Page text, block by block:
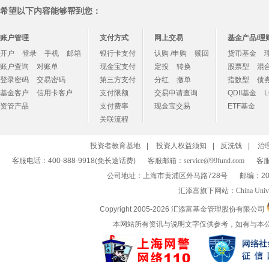
希望以下内容能够帮到您：
账户管理
开户
登录 手机
邮箱
账户查询
对账单
登录密码
交易密码
基金客户
信用卡客户
资管产品
支付方式
银行卡支付
现金宝支付
第三方支付
支付限额
支付费率
关联流程
网上交易
认购 /申购
赎回
定投
转换
分红
撤单
交易申请查询
现金宝交易
基金产品/理
货币基金
股票型
混
指数型
债
QDII基金
ETF基金
投资者教育基地 投资人权益须知 反洗钱
治
客服电话：400-888-9918(免长途话费)
客服邮箱： service@99fund.com
客
公司地址：上海市黄浦区外马路728号
邮编：
汇添富旗下网站： China
Copyright 2005-2026 汇添富基金管理股份有限公司
本网站所有资讯与说明文字仅供参考，如有与本